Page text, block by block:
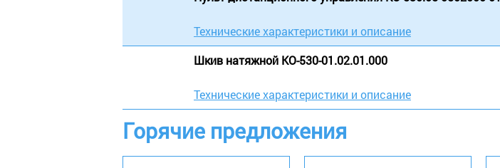
Технические характеристики и описание
Шкив натяжной КО-530-01.02.01.000
Технические характеристики и описание
Горячие предложения